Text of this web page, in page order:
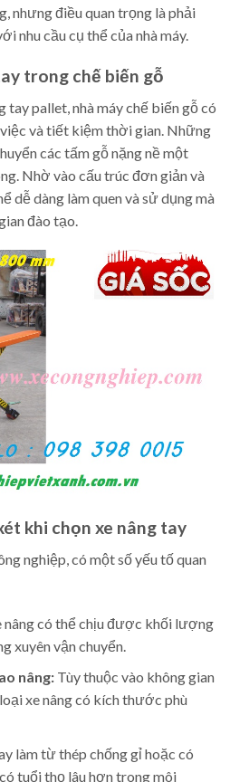
nhưng điều quan trọng là phải
nhu cầu cụ thể của nhà máy.
trong chế biến gỗ
tay pallet, nhà máy chế biến gỗ có
và tiết kiệm thời gian. Những
các tấm gỗ nặng nề một
Nhờ vào cấu trúc đơn giản và
dễ dàng làm quen và sử dụng mà
đào tạo.
khi chọn xe nâng tay
nghiệp, có một số yếu tố quan
có thể chịu được khối lượng
xuyên vận chuyển.
nâng:Tùy thuộc vào không gian
xe nâng có kích thước phù
làm từ thép chống gỉ hoặc có
tuổi thọ lâu hơn trong môi